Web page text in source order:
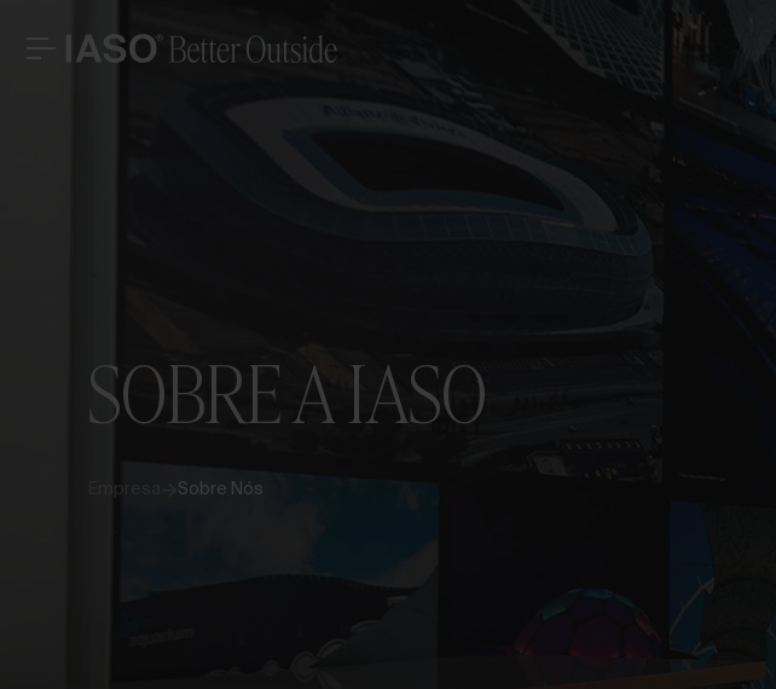
Assessoria e
HISTÓRIAS
SOBRE A IASO
Empresa Sobre Nós